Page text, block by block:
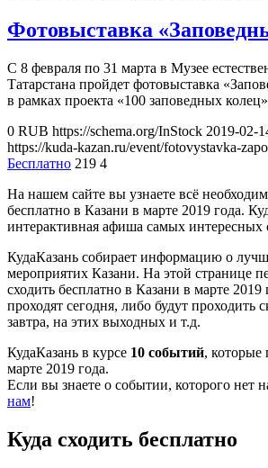
Фотовыставка
С 8 февраля по 31 марта в Музее
Татарстана пройдет фотовыставка
в рамках проекта «100 заповедных
0 RUB https://schema.org/InStock 2019-02-
https://kuda-kazan.ru/event/fotovystavka-
Бесплатно 219 4
На нашем сайте вы узнаете всё
бесплатно в Казани в марте 2019 года.
интерактивная афиша самых интересных
КудаКазань собирает информацию о
мероприятих Казани. На этой странице
сходить бесплатно в Казани в марте 2019
проходят сегодня, либо будут проходить
завтра, на этих выходных и т.д.
КудаКазань в курсе 10 событий, которые
марте 2019 года.
Если вы знаете о событии, которого нет
нам!
Куда сходить бесплатно